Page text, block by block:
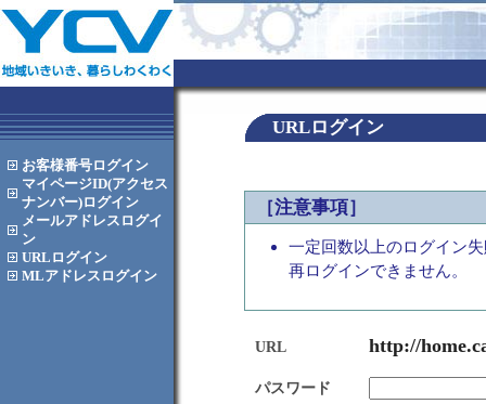
お客様番号ログイン
マイページID(アクセス
ナンバー)ログイン
メールアドレス ログイ
ン
URL ログイン
MLアドレス ログイン
URLログイン
［注意事項］
一定回数以上のログイン
再ログインできません。
URL http://
パスワード